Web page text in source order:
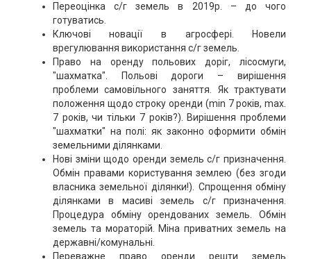
Переоцінка с/г земель в 2019р. – до чого
готуватись.
Ключові новації в агросфері. Новели
врегулювання використання с/г земель.
Право на оренду польових доріг, лісосмуги,
"шахматка". Польові дороги – вирішення
проблеми самовільного заняття. Як трактувати
положення щодо строку оренди (min 7 років, max.
7 років, чи тільки 7 років?). Вирішення проблеми
"шахматки" на полі: як законно оформити обмін
земельними ділянками.
Нові зміни щодо оренди земель с/г призначення.
Обмін правами користування землею (без згоди
власника земельної ділянки!). Спрощення обміну
ділянками в масиві земель с/г призначення.
Процедура обміну орендованих земель. Обмін
земель та мораторій. Міна приватних земель на
державні/комунальні.
Переважне право оренди решти земель